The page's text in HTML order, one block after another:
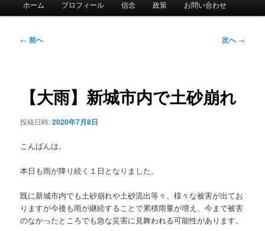
ホーム プロフィール 信念 政策 お問い合わせ
投
ョ
← 前へ 次へ→
【大雨】新城市内で土砂崩れ
投稿日時:2020年7月8日
こんばんは。
本日も雨が降り続く１日となりました。
既に新城市内でも土砂崩れや土砂流出等々、様々な被害が出てお
りますが今後も雨が継続することで累積雨量が増え、今まで被害
のなかったところでも急な災害に見舞われる可能性があります。